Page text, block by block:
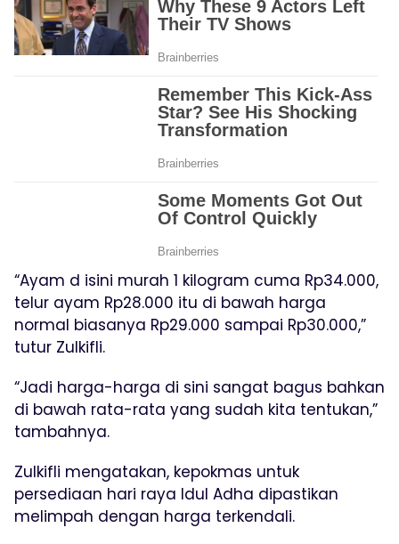
“Ayam d isini murah 1 kilogram cuma Rp34.000,
telur ayam Rp28.000 itu di bawah harga
normal biasanya Rp29.000 sampai Rp30.000,”
tutur Zulkifli.
“Jadi harga-harga di sini sangat bagus bahkan
di bawah rata-rata yang sudah kita tentukan,”
tambahnya.
Zulkifli mengatakan, kepokmas untuk
persediaan hari raya Idul Adha dipastikan
melimpah dengan harga terkendali.